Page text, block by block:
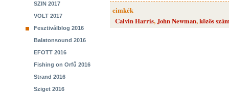
SZIN 2017
VOLT 2017
Fesztiválblog 2016
Balatonsound 2016
EFOTT 2016
Fishing on Orfű 2016
Strand 2016
Sziget 2016
cimkék
Calvin Harris,John Newman,közös